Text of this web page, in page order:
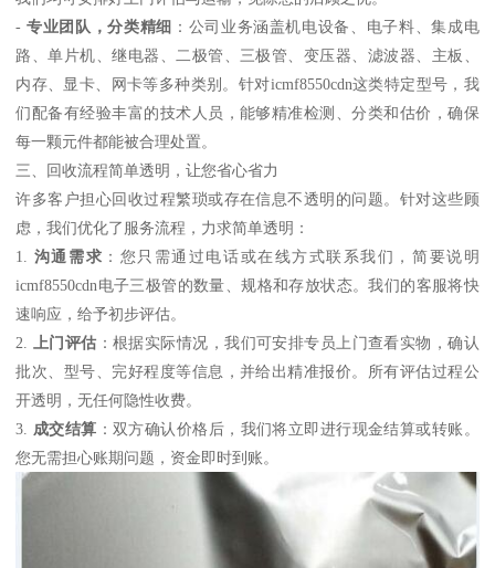
- 专业团队，分类精细 ：公司业务涵盖机电设备、电子料、集成电
路、单片机、继电器、二极管、三极管、变压器、滤波器、主板、
内存、显卡、网卡等多种类别。针对icmf8550cdn这类特定型号，我
们配备有经验丰富的技术人员，能够精准检测、分类和估价，确保
每一颗元件都能被合理处置。
三、回收流程简单透明，让您省心省力
许多客户担心回收过程繁琐或存在信息不透明的问题。针对这些顾
虑，我们优化了服务流程，力求简单透明：
1. 沟通需求 ：您只需通过电话或在线方式联系我们，简要说明
icmf8550cdn电子三极管的数量、规格和存放状态。我们的客服将快
速响应，给予初步评估。
2. 上门评估 ：根据实际情况，我们可安排专员上门查看实物，确认
批次、型号、完好程度等信息，并给出精准报价。所有评估过程公
开透明，无任何隐性收费。
3. 成交结算 ：双方确认价格后，我们将立即进行现金结算或转账。
您无需担心账期问题，资金即时到账。